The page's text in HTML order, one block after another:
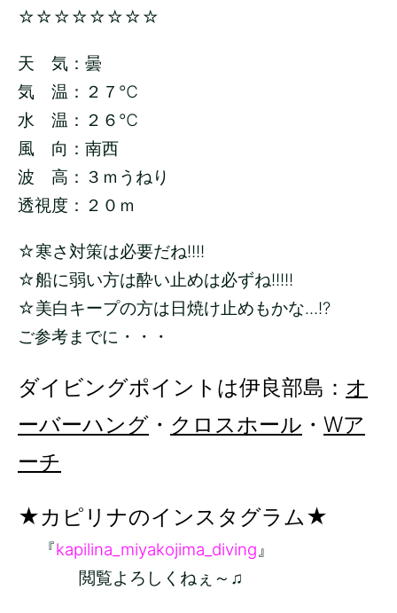
☆☆☆☆☆☆☆☆
天 気：曇
気 温：２７ ℃
水 温：２６ ℃
風 向：南西
波 高：３ ｍうねり
透視度：２０ｍ
☆寒さ対策は必要だね!!!!
☆船に弱い方は酔い止めは必ずね!!!!!
☆美白キープの方は日焼け止めもかな...!?
ご参考までに・・・
ダイビングポイントは伊良部島： オ
ーバーハング ・ クロスホール ・ Wア
ーチ
★カピリナのインスタグラム★
『kapilina_miyakojima_diving』
閲覧よろしくねぇ～♫